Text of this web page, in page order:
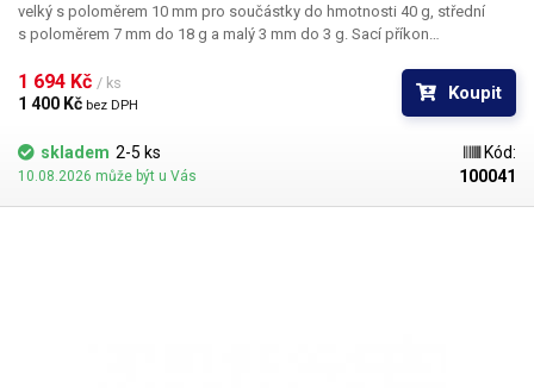
velký s poloměrem 10 mm pro součástky do hmotnosti 40 g, střední
s poloměrem 7 mm do 18 g a malý 3 mm do 3 g. Sací příkon
sacího pera.
1 694 Kč / ks
1 400 Kč bez DPH
Koupit
skladem 2-5 ks
10.08.2026 může být u Vás
Kód:
100041